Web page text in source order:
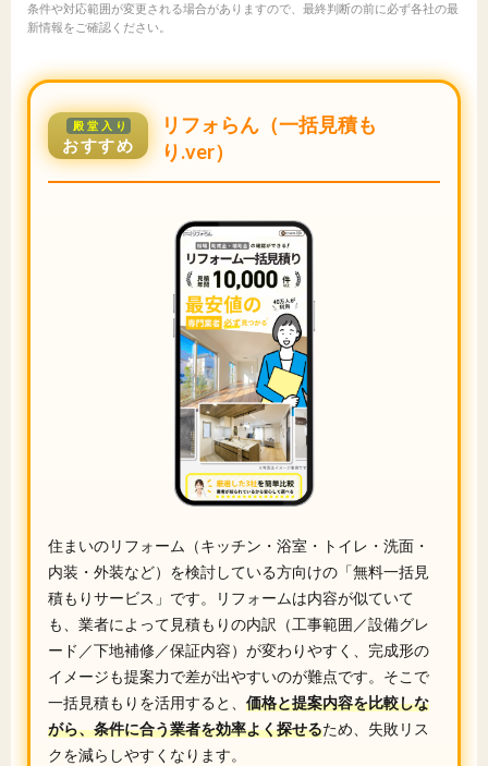
条件や対応範囲が変更される場合がありますので、最終判断の前に必ず各社の最
新情報をご確認ください。
殿堂入り
おすすめ
リフォらん（一括見積も
り.ver）
住まいのリフォーム（キッチン・浴室・トイレ・洗面・
内装・外装など）を検討している方向けの「無料一括見
積もりサービス」です。リフォームは内容が似ていて
も、業者によって見積もりの内訳（工事範囲／設備グレ
ード／下地補修／保証内容）が変わりやすく、完成形の
イメージも提案力で差が出やすいのが難点です。そこで
一括見積もりを活用すると、 価格と提案内容を比較しな
がら、条件に合う業者を効率よく探せるため、失敗リス
クを減らしやすくなります。